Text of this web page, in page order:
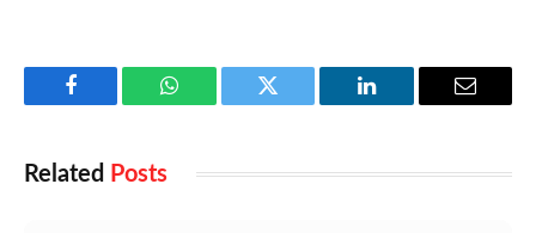
Facebook WhatsApp Twitter LinkedIn Email
Related Posts